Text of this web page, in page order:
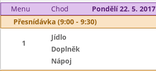
Menu Chod
Pondělí 22. 5. 2017
Přesnídávka (9:00 - 9:30)
1
Jídlo
Doplněk
Nápoj